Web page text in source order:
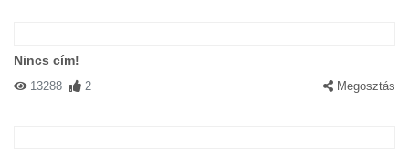
Nincs cím!
13288 2 Megosztás